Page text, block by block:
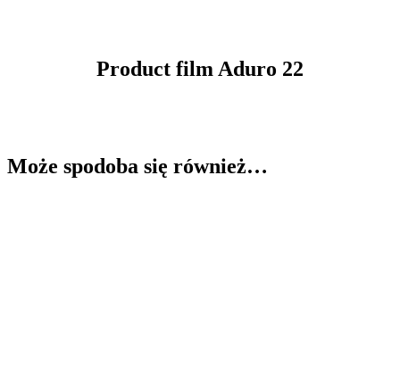
Product film Aduro 22
Może spodoba się również…